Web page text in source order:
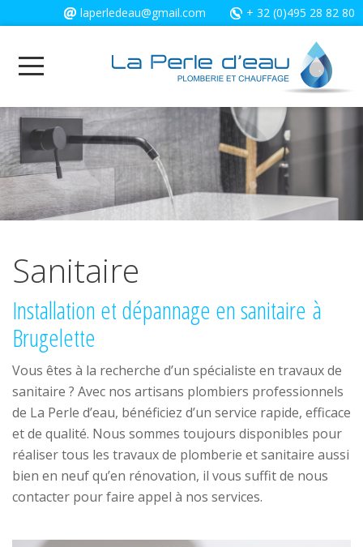
+ 32 (0)495 28 82 80
laperledeau@gmail.com
Sanitaire
Installation et dépannage en sanitaire à
Brugelette
Vous êtes à la recherche d’un spécialiste en travaux de
sanitaire ? Avec nos artisans plombiers professionnels
de La Perle d’eau, bénéficiez d’un service rapide, efficace
et de qualité. Nous sommes toujours disponibles pour
réaliser tous les travaux de plomberie et sanitaire aussi
bien en neuf qu’en rénovation, il vous suffit de nous
contacter pour faire appel à nos services.
Cookies management panel